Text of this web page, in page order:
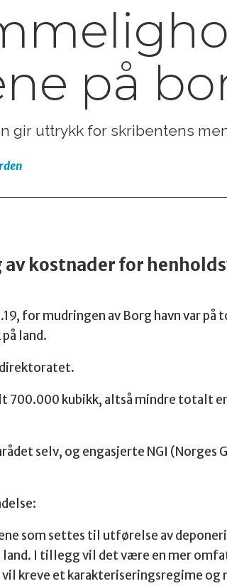
på
gir uttrykk for skribentens
kostnader for
for mudringen av Borg havn var
land.
kubikk, altså mindre totalt
selv, og engasjerte NGI
som settes til utførelse av
I tillegg vil det være en mer
kreve et karakteriseringsregime